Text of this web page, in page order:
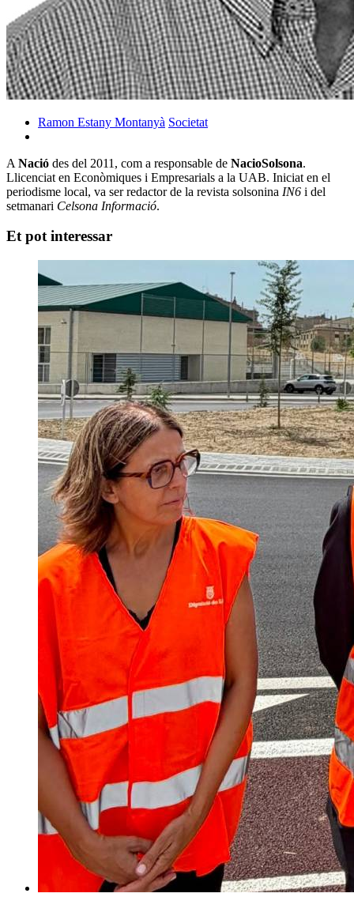
Ramon Estany Montanyà Societat
A Nació des del 2011, com a responsable de NacioSolsona.
Llicenciat en Econòmiques i Empresarials a la UAB. Iniciat en el
periodisme local, va ser redactor de la revista solsonina IN6 i del
setmanari Celsona Informació.
Et pot interessar